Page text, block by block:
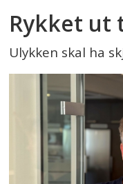
Rykket ut
Ulykken skal ha